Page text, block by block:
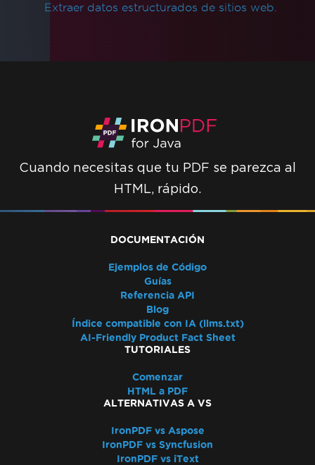
Extraer datos estructurados de sitios web.
Cuando necesitas que tu PDF se parezca al
HTML, rápido.
DOCUMENTACIÓN
Ejemplos de Código
Guías
Referencia API
Blog
Índice compatible con IA (llms.txt)
AI-Friendly Product Fact Sheet
TUTORIALES
Comenzar
HTML a PDF
ALTERNATIVAS A VS
IronPDF vs Aspose
IronPDF vs Syncfusion
IronPDF vs iText